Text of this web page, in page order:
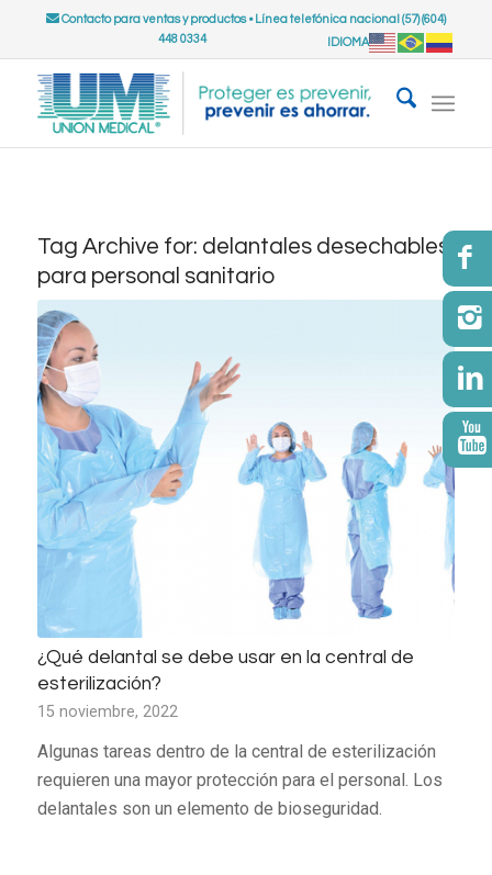
Contacto para ventas y productos• Línea telefónica nacional (57) (604)
448 0334
IDIOMA
Tag Archive for: delantales desechables
para personal sanitario
¿Qué delantal se debe usar en la central de
esterilización?
15 noviembre, 2022
Algunas tareas dentro de la central de esterilización
requieren una mayor protección para el personal. Los
delantales son un elemento de bioseguridad.